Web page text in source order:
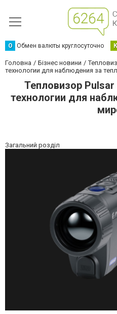
О Обмен валюты круглосуточно К
Головна Бізнес новини
технологии для наблюдения за
Тепловизор
технологии для
Загальний розділ